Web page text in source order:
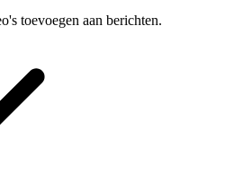
toevoegen aan berichten.